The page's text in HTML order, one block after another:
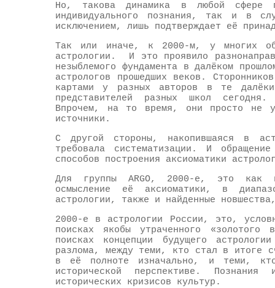
Но, такова динамика в любой
индивидуального познания, так и в
исключением, лишь подтверждает её
Так или иначе, к 2000-м, у многих
астрологии. И это проявило
незыблемого фундамента в далёком
астрологов прошедших веков.
картами у разных авторов в те
представителей разных школ
Впрочем, на то время, они просто не
источники.
С другой стороны, накопившаяся в
требовала систематизации. И
способов построения аксиоматики
Для группы ARGO, 2000-е, это как
осмысление её аксиоматики, в
астрологии, также и найденные
2000-е в астрологии России, это,
поисках якобы утраченного
поисках концепции будущего
разлома, между теми, кто стал в итоге
в её полноте изначально, и теми,
исторической перспективе.
исторических кризисов культур.